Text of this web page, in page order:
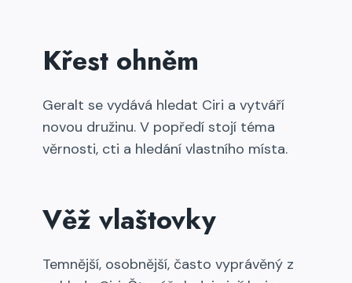
Křest ohněm
Geralt se vydává hledat Ciri a vytváří
novou družinu. V popředí stojí téma
věrnosti, cti a hledání vlastního místa.
Věž vlaštovky
Temnější, osobnější, často vyprávěný z